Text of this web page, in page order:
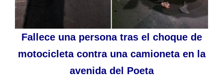
Fallece una persona tras el choque de
motocicleta contra una camioneta en la
avenida del Poeta